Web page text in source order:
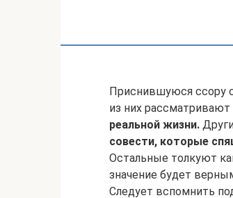
Приснившуюся ссору
из них
реальной жизни.
совести, которые
Остальные толкуют
значение будет
Следует вспомнить